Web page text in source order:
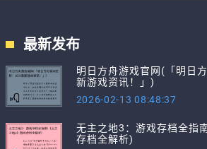
最新发布
明日方舟游戏官网(「明日
新游戏资讯！」)
2026-02-13 08:48:37
无主之地3：游戏存档全指
存档全解析)